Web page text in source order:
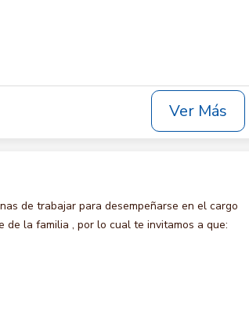
Ver Más
de trabajar para desempeñarse en el cargo
de la familia , por lo cual te invitamos a que: